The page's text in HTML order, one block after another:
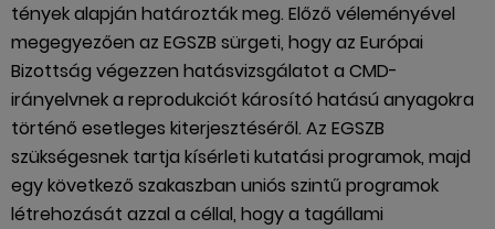
tények alapján határozták meg. Előző véleményével
megegyezően az EGSZB sürgeti, hogy az Európai
Bizottság végezzen hatásvizsgálatot a CMD-
irányelvnek a reprodukciót károsító hatású anyagokra
történő esetleges kiterjesztéséről. Az EGSZB
szükségesnek tartja kísérleti kutatási programok, majd
egy következő szakaszban uniós szintű programok
létrehozását azzal a céllal, hogy a tagállami